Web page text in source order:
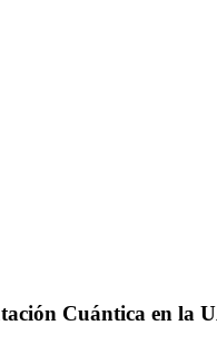
Cuántica en la